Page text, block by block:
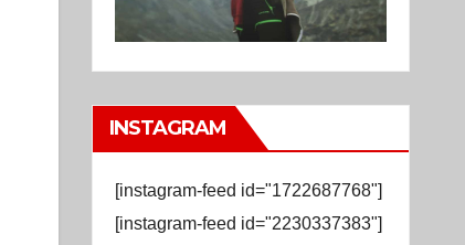
INSTAGRAM
[instagram-feed id="1722687768"]
[instagram-feed id="2230337383"]